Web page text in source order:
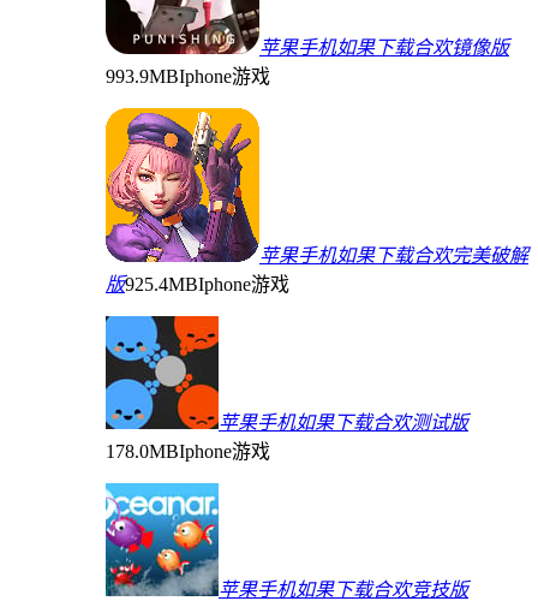
苹果手机如果下载合欢镜像版
993.9MBIphone游戏
苹果手机如果下载合欢完美破解
版925.4MBIphone游戏
苹果手机如果下载合欢测试版
178.0MBIphone游戏
苹果手机如果下载合欢竞技版